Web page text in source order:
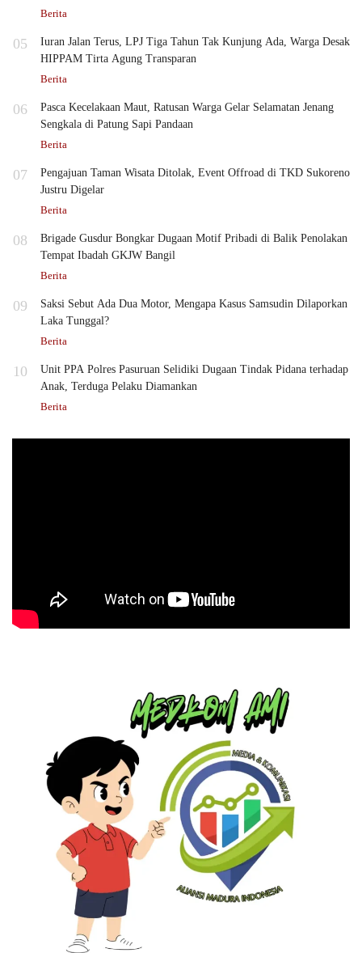
Berita
05
Iuran Jalan Terus, LPJ Tiga Tahun Tak Kunjung Ada, Warga Desak
HIPPAM Tirta Agung Transparan
Berita
06
Pasca Kecelakaan Maut, Ratusan Warga Gelar Selamatan Jenang
Sengkala di Patung Sapi Pandaan
Berita
07
Pengajuan Taman Wisata Ditolak, Event Offroad di TKD Sukoreno
Justru Digelar
Berita
08
Brigade Gusdur Bongkar Dugaan Motif Pribadi di Balik Penolakan
Tempat Ibadah GKJW Bangil
Berita
09
Saksi Sebut Ada Dua Motor, Mengapa Kasus Samsudin Dilaporkan
Laka Tunggal?
Berita
10
Unit PPA Polres Pasuruan Selidiki Dugaan Tindak Pidana terhadap
Anak, Terduga Pelaku Diamankan
Berita